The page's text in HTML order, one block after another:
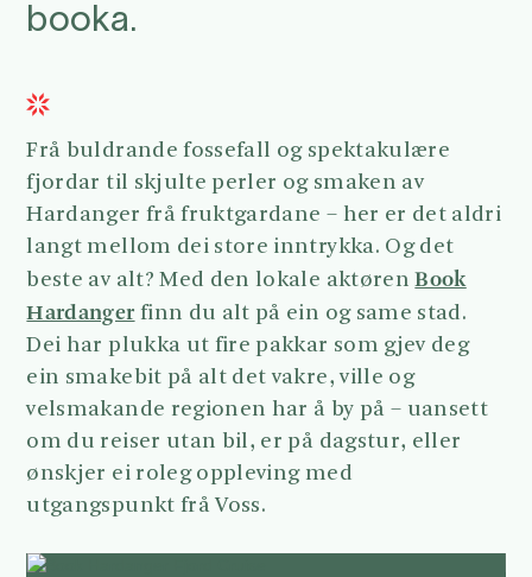
booka.
Frå buldrande fossefall og spektakulære
fjordar til skjulte perler og smaken av
Hardanger frå fruktgardane – her er det aldri
langt mellom dei store inntrykka. Og det
beste av alt? Med den lokale aktørenBook
Hardanger finn du alt på ein og same stad.
Dei har plukka ut fire pakkar som gjev deg
ein smakebit på alt det vakre, ville og
velsmakande regionen har å by på – uansett
om du reiser utan bil, er på dagstur, eller
ønskjer ei roleg oppleving med
utgangspunkt frå Voss.